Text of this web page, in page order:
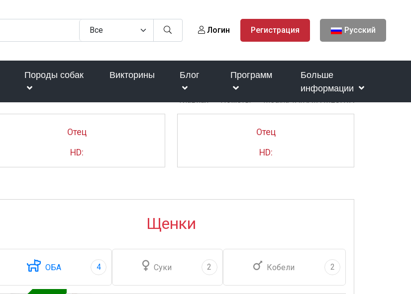
Логин Регистрация Русский
Породы собак Викторины Блог Программ
Больше
информации
Главная Пометы Medina TAINAYA MECHTA
Отец
HD:
Отец
HD:
Щенки
ОБА 4 Суки 2 Кобели 2